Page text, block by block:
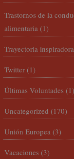
Trastornos de la
alimentaria (1)
Trayectoria inspiradora
Twitter (1)
Últimas Voluntades (1)
Uncategorized (170)
Unión Europea (3)
Vacaciones (3)